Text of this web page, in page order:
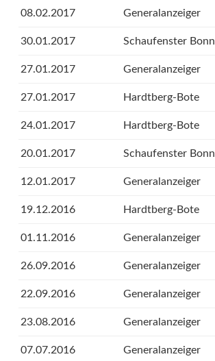
08.02.2017 Generalanzeiger
30.01.2017 Schaufenster Bonn
27.01.2017 Generalanzeiger
27.01.2017 Hardtberg-Bote
24.01.2017 Hardtberg-Bote
20.01.2017 Schaufenster Bonn
12.01.2017 Generalanzeiger
19.12.2016 Hardtberg-Bote
01.11.2016 Generalanzeiger
26.09.2016 Generalanzeiger
22.09.2016 Generalanzeiger
23.08.2016 Generalanzeiger
07.07.2016 Generalanzeiger